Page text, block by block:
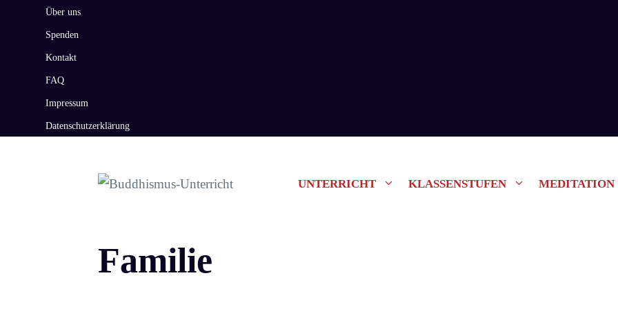
Über uns
Spenden
Kontakt
FAQ
Impressum
Datenschutzerklärung
UNTERRICHT KLASSENSTUFEN MEDITATION
Familie